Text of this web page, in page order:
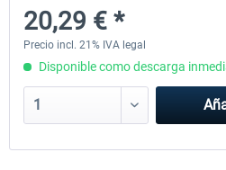
30,49 € *
20,29 € *
Precio incl. 21% IVA legal
Disponible como descarga